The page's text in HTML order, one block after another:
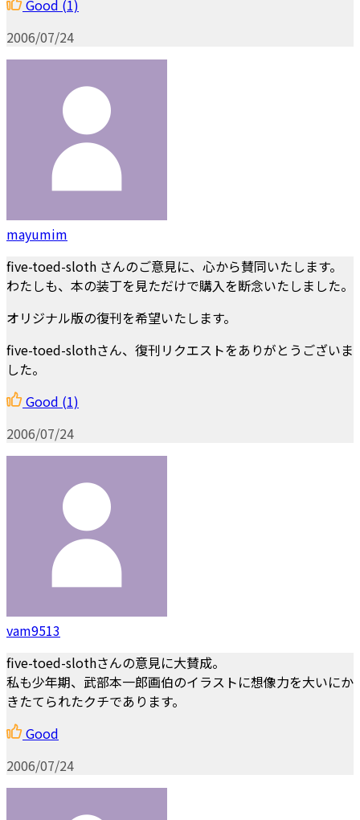
Good (1)
2006/07/24
mayumim
five-toed-sloth さんのご意見に、心から賛同いたします。
わたしも、本の装丁を見ただけで購入を断念いたしました。
オリジナル版の復刊を希望いたします。
five-toed-slothさん、復刊リクエストをありがとうございま
した。
Good (1)
2006/07/24
vam9513
five-toed-slothさんの意見に大賛成。
私も少年期、武部本一郎画伯のイラストに想像力を大いにか
きたてられたクチであります。
Good
2006/07/24